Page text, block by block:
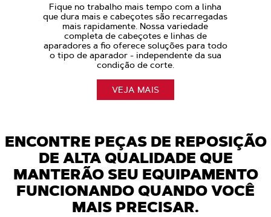
Fique no trabalho mais tempo com a linha
que dura mais e cabeçotes são recarregadas
mais rapidamente. Nossa variedade
completa de cabeçotes e linhas de
aparadores a fio oferece soluções para todo
o tipo de aparador - independente da sua
condição de corte.
VEJA MAIS
ENCONTRE PEÇAS DE REPOSIÇÃO
DE ALTA QUALIDADE QUE
MANTERÃO SEU EQUIPAMENTO
FUNCIONANDO QUANDO VOCÊ
MAIS PRECISAR.